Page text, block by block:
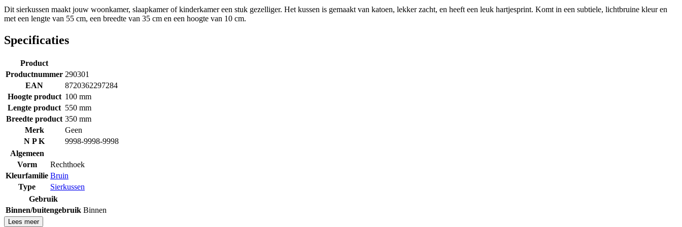
Dit sierkussen maakt jouw woonkamer, slaapkamer of kinderkamer een stuk gezelliger. Het kussen is gemaakt van katoen, lekker zacht, en heeft een leuk hartjesprint. Komt in een subtiele, lichtbruine kleur en
met een lengte van 55 cm, een breedte van 35 cm en een hoogte van 10 cm.
Specificaties
Product
Productnummer 290301
EAN
8720362297284
Hoogte product 100 mm
Lengte product 550 mm
Breedte product 350 mm
Merk
Geen
N P K
9998-9998-9998
Algemeen
Vorm
Rechthoek
Kleurfamilie Bruin
Type
Sierkussen
Gebruik
Binnen/buitengebruik Binnen
Lees meer